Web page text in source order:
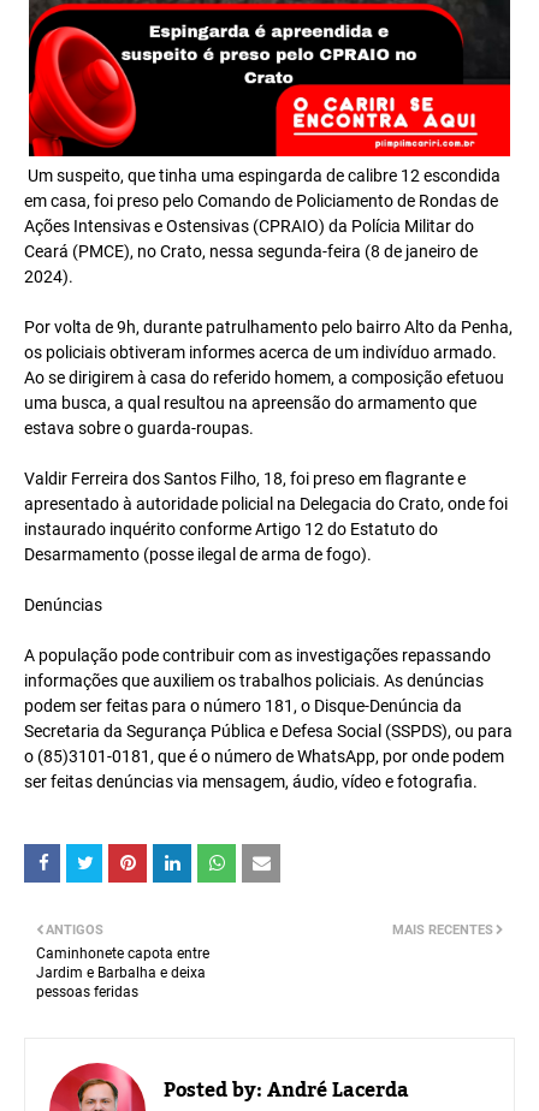
Um suspeito, que tinha uma espingarda de calibre 12 escondida
em casa, foi preso pelo Comando de Policiamento de Rondas de
Ações Intensivas e Ostensivas (CPRAIO) da Polícia Militar do
Ceará (PMCE), no Crato, nessa segunda-feira (8 de janeiro de
2024).
Por volta de 9h, durante patrulhamento pelo bairro Alto da Penha,
os policiais obtiveram informes acerca de um indivíduo armado.
Ao se dirigirem à casa do referido homem, a composição efetuou
uma busca, a qual resultou na apreensão do armamento que
estava sobre o guarda-roupas.
Valdir Ferreira dos Santos Filho, 18, foi preso em flagrante e
apresentado à autoridade policial na Delegacia do Crato, onde foi
instaurado inquérito conforme Artigo 12 do Estatuto do
Desarmamento (posse ilegal de arma de fogo).
Denúncias
A população pode contribuir com as investigações repassando
informações que auxiliem os trabalhos policiais. As denúncias
podem ser feitas para o número 181, o Disque-Denúncia da
Secretaria da Segurança Pública e Defesa Social (SSPDS), ou para
o (85)3101-0181, que é o número de WhatsApp, por onde podem
ser feitas denúncias via mensagem, áudio, vídeo e fotografia.
MAIS RECENTES
ANTIGOS
Caminhonete capota entre
Jardim e Barbalha e deixa
pessoas feridas
Posted by:André Lacerda